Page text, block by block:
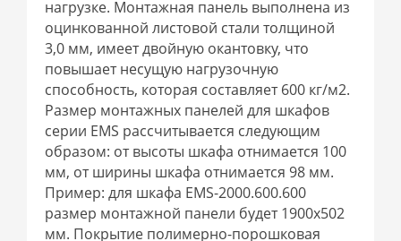
нагрузке. Монтажная панель выполнена из
оцинкованной листовой стали толщиной
3,0 мм, имеет двойную окантовку, что
повышает несущую нагрузочную
способность, которая составляет 600 кг/м2.
Размер монтажных панелей для шкафов
серии EMS рассчитывается следующим
образом: от высоты шкафа отнимается 100
мм, от ширины шкафа отнимается 98 мм.
Пример: для шкафа EMS-2000.600.600
размер монтажной панели будет 1900х502
мм. Покрытие полимерно-порошковая